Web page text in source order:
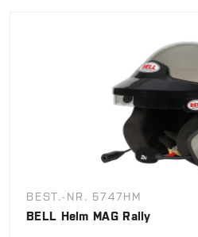
BEST.-NR. 5747HM
BELL Helm MAG Rally